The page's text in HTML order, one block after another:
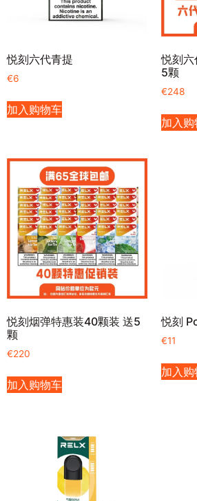
悦刻六代青提
€6
加入购物车
悦刻
5颗
€248
加入
悦刻烟弹特惠装40颗装 送5
颗
€220
加入购物车
悦刻
€11
加入